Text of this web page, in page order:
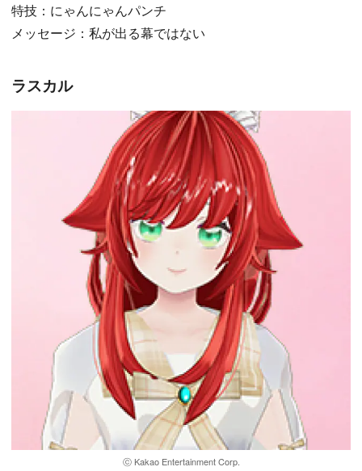
特技：にゃんにゃんパンチ
メッセージ：私が出る幕ではない
ラスカル
ⓒ Kakao Entertainment Corp.